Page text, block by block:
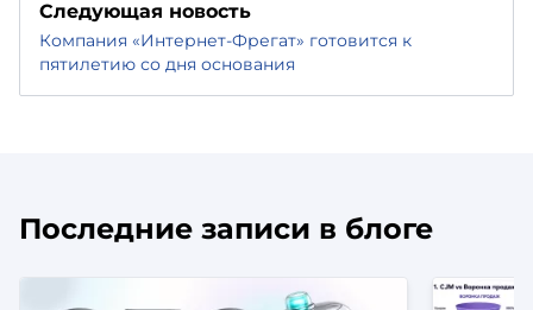
Следующая новость
Компания «Интернет-Фрегат» готовится к
пятилетию со дня основания
Последние записи в блоге